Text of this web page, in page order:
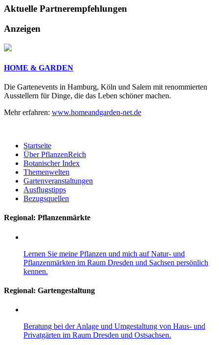
Aktuelle Partnerempfehlungen
Anzeigen
HOME & GARDEN
Die Gartenevents in Hamburg, Köln und Salem mit renommierten
Ausstellern für Dinge, die das Leben schöner machen.
Mehr erfahren: www.homeandgarden-net.de
Startseite
Über PflanzenReich
Botanischer Index
Themenwelten
Gartenveranstaltungen
Ausflugstipps
Bezugsquellen
Regional: Pflanzenmärkte
Lernen Sie meine Pflanzen und mich auf Natur- und
Pflanzenmärkten im Raum Dresden und Sachsen persönlich
kennen.
Regional: Gartengestaltung
Beratung bei der Anlage und Umgestaltung von Haus- und
Privatgärten im Raum Dresden und Ostsachsen.